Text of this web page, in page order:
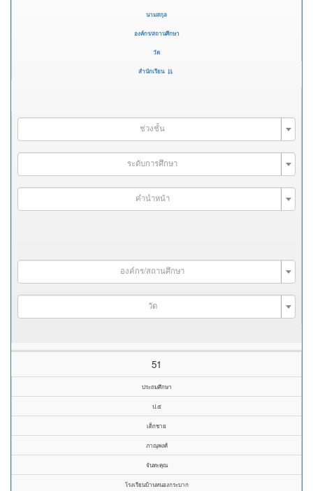
นามสกุล
องค์กร/สถานศึกษา
วัด
สำนักเรียน
ช่วงชั้น
ระดับการศึกษา
คำนำหน้า
องค์กร/สถานศึกษา
วัด
51
ประถมศึกษา
ป.๕
เด็กชาย
ภาณุพงศ์
จันทะคุณ
โรงเรียนบ้านหนองกระบาก